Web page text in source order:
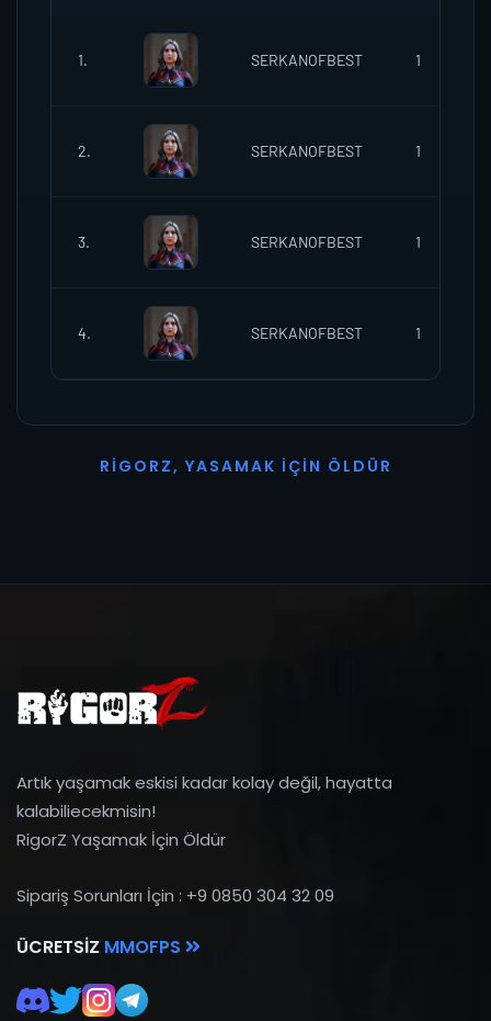
1. SERKANOFBEST 1
2. SERKANOFBEST 1
3. SERKANOFBEST 1
4. SERKANOFBEST 1
R I G O R Z, YASAMAK İ ÇI N Ö L D Ü R
Artık yaşamak eskisi kadar kolay değil, hayatta
kalabiliecekmisin!
RigorZ Yaşamak İçin Öldür
Sipariş Sorunları İçin : +9 0850 304 32 09
ÜCRETSIZ MMOFPS